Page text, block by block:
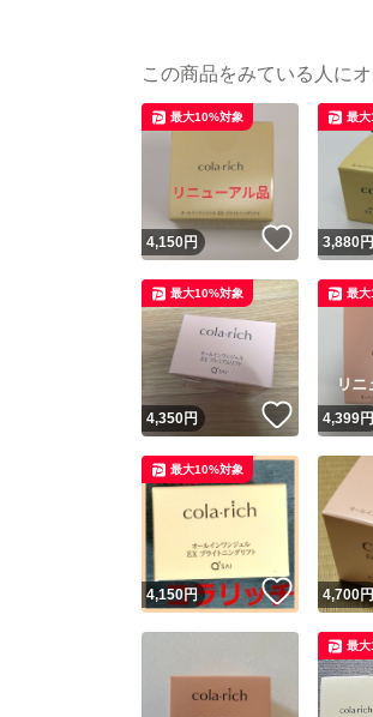
この商品をみている人に
4,150円 いいね！
最大10%対象
3,880円
最大
4,350円 いいね！
最大10%対象
4,399円
最大
4,150円 いいね！
最大10%対象
4,700円
最大